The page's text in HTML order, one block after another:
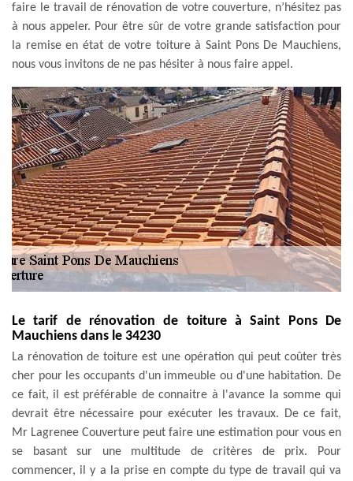
faire le travail de rénovation de votre couverture, n’hésitez pas
à nous appeler. Pour être sûr de votre grande satisfaction pour
la remise en état de votre toiture à Saint Pons De Mauchiens,
nous vous invitons de ne pas hésiter à nous faire appel.
Le tarif de rénovation de toiture à Saint Pons De
Mauchiens dans le 34230
La rénovation de toiture est une opération qui peut coûter très
cher pour les occupants d'un immeuble ou d'une habitation. De
ce fait, il est préférable de connaitre à l'avance la somme qui
devrait être nécessaire pour exécuter les travaux. De ce fait,
Mr Lagrenee Couverture peut faire une estimation pour vous en
se basant sur une multitude de critères de prix. Pour
commencer, il y a la prise en compte du type de travail qui va